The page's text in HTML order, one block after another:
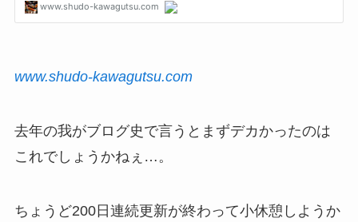
www.shudo-kawagutsu.com
去年の我がブログ史で言うとまずデカかったのは
これでしょうかねぇ…。
ちょうど200日連続更新が終わって小休憩しようか